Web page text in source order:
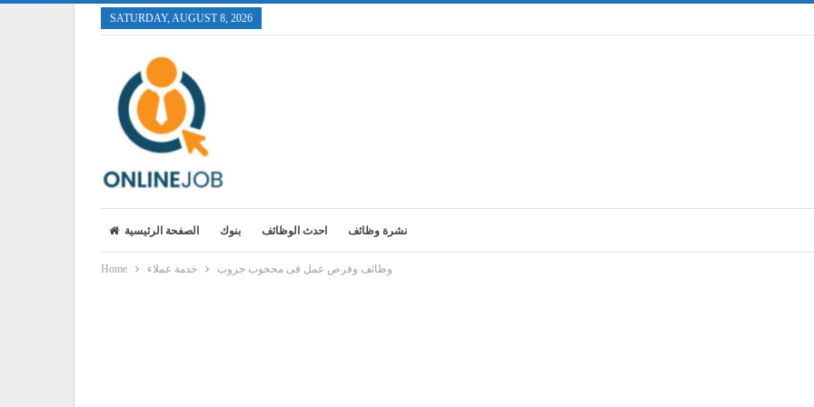
SATURDAY, AUGUST 8, 2026
الصفحة الرئيسية بنوك احدث الوظائف نشرة وظائف
Home خدمة عملاء وظائف وفرص عمل فى محجوب جروب